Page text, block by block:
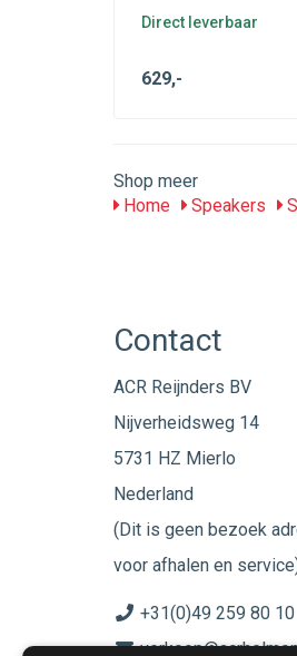
Direct leverbaar
629,-
Shop meer
Home
Speakers
Contact
ACR Reijnders BV
Nijverheidsweg 14
5731 HZ Mierlo
Nederland
(Dit is geen bezoek
voor afhalen en
+31(0)49 259 80 10